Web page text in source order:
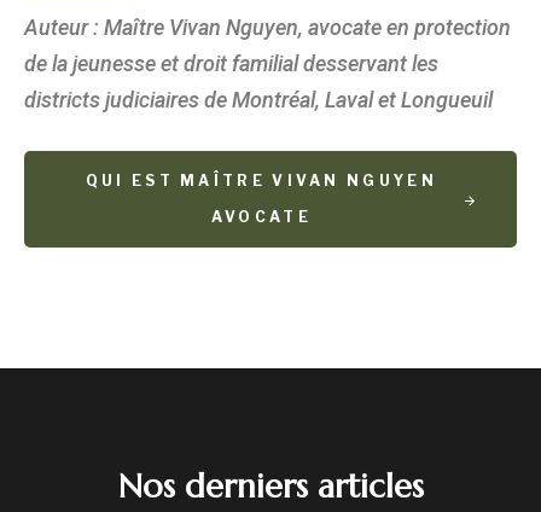
Auteur : Maître Vivan Nguyen, avocate en protection
de la jeunesse et droit familial desservant les
districts judiciaires de Montréal, Laval et Longueuil
QUI EST MAÎTRE VIVAN NGUYEN
AVOCATE
Nos derniers articles